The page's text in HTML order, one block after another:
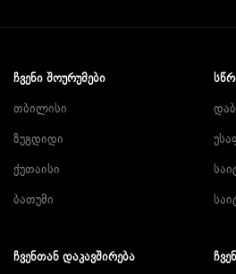
ᲩᲕᲔᲜᲘ ᲨᲝᲣᲠᲣᲛᲔᲑᲘ
თბილისი
ზუგდიდი
ქუთაისი
ბათუმი
ᲩᲕᲔᲜᲗᲐᲜ ᲓᲐᲙᲐᲕᲨᲘᲠᲔᲑᲐ